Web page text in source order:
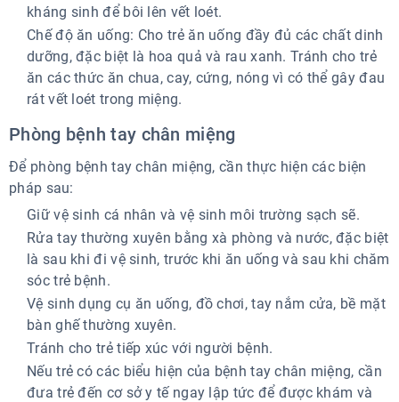
kháng sinh để bôi lên vết loét.
Chế độ ăn uống: Cho trẻ ăn uống đầy đủ các chất dinh
dưỡng, đặc biệt là hoa quả và rau xanh. Tránh cho trẻ
ăn các thức ăn chua, cay, cứng, nóng vì có thể gây đau
rát vết loét trong miệng.
Phòng bệnh tay chân miệng
Để phòng bệnh tay chân miệng, cần thực hiện các biện
pháp sau:
Giữ vệ sinh cá nhân và vệ sinh môi trường sạch sẽ.
Rửa tay thường xuyên bằng xà phòng và nước, đặc biệt
là sau khi đi vệ sinh, trước khi ăn uống và sau khi chăm
sóc trẻ bệnh.
Vệ sinh dụng cụ ăn uống, đồ chơi, tay nắm cửa, bề mặt
bàn ghế thường xuyên.
Tránh cho trẻ tiếp xúc với người bệnh.
Nếu trẻ có các biểu hiện của bệnh tay chân miệng, cần
đưa trẻ đến cơ sở y tế ngay lập tức để được khám và